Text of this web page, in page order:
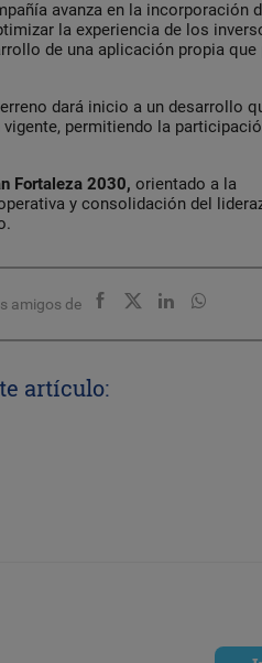
avanza en la incorporación
la experiencia de los
de una aplicación propia que
dará inicio a un desarrollo
permitiendo la
Fortaleza 2030, orientado a la
y consolidación del
amigos de
artículo: